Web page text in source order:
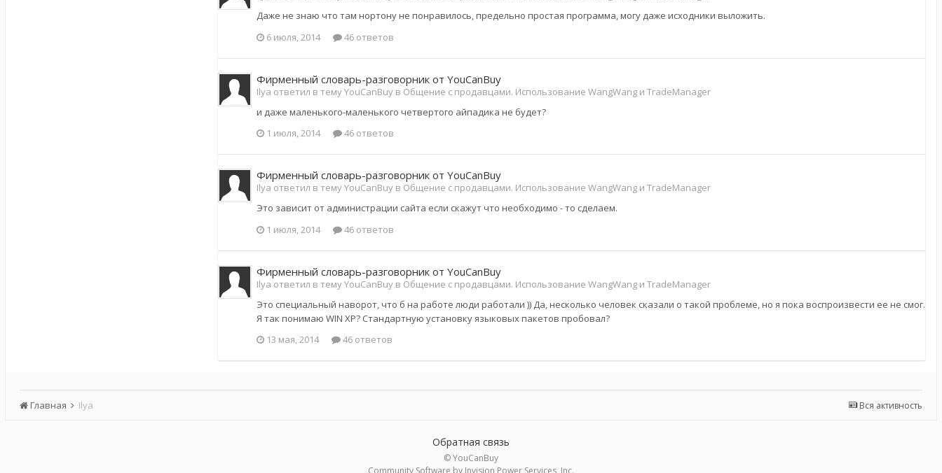
Даже не знаю что там нортону не понравилось, предельно простая программа, могу даже исходники выложить.
6 июля, 2014
46 ответов
Фирменный словарь-разговорник от YouCanBuy
Ilya ответил в тему YouCanBuy в Общение с продавцами. Использование WangWang и TradeManager
и даже маленького-маленького четвертого айпадика не будет?
1 июля, 2014
46 ответов
Фирменный словарь-разговорник от YouCanBuy
Ilya ответил в тему YouCanBuy в Общение с продавцами. Использование WangWang и TradeManager
Э­то зависит от администрации сайта если скажут что необходимо - то сделаем.
1 июля, 2014
46 ответов
Фирменный словарь-разговорник от YouCanBuy
Ilya ответил в тему YouCanBuy в Общение с продавцами. Использование WangWang и TradeManager
Это специальный наворот, что б на работе люди работали )) Да, несколько человек сказали о такой проблеме, но я пока воспроизвести ее не смог.
Я так понимаю WIN XP? Стандартную установку языковых пакетов пробовал?
13 мая, 2014
46 ответов
Вся активность
Главная Ilya
Обратная связь
© YouCanBuy
Community Software by Invision Power Services, Inc.